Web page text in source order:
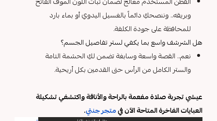
وبريقه.. وننصحكِ دائماً بالغسيل اليدوي أو بماء بارد
للمحافظة على جودة الكلفة.
هل الشرشف واسع بما يكفي لستر تفاصيل الجسم؟
نعم.. القصة واسعة وسابغة تضمن لكِ الحشمة التامة
والستر الكامل من الرأس حتى القدمين بكل أريحية.
عيشي تجربة صلاة مفعمة بالراحة والأناقة واكتشفي تشكيلة
العبايات الفاخرة المتاحة الآن فيمتجر جنتي.